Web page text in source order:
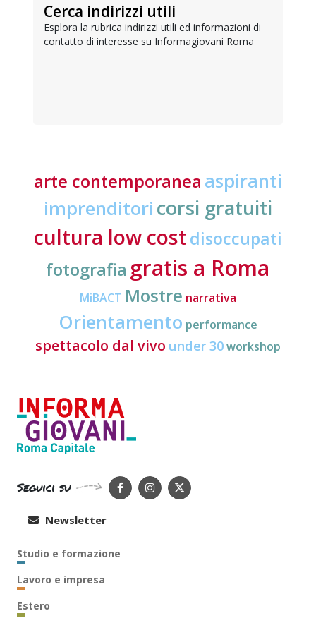
Cerca indirizzi utili
Esplora la rubrica indirizzi utili ed informazioni di
contatto di interesse su Informagiovani Roma
arte contemporanea aspiranti
imprenditori corsi gratuiti
cultura low costdisoccupati
fotografia gratis a Roma
MiBACT Mostre narrativa
Orientamento performance
spettacolo dal vivo under 30workshop
Seguici su
Newsletter
Studio e formazione
Lavoro e impresa
Estero